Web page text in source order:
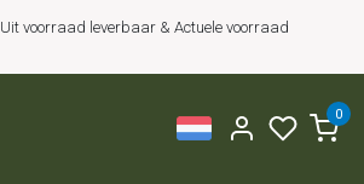
Uit voorraad leverbaar & Actuele voorraad
0